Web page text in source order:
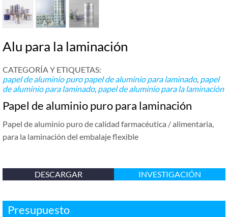
Alu para la laminación
CATEGORÍA Y ETIQUETAS:
papel de aluminio puro papel de aluminio para laminado, papel
de aluminio para laminado, papel de aluminio para la laminación
Papel de aluminio puro para laminación
Papel de aluminio puro de calidad farmacéutica / alimentaria,
para la laminación del embalaje flexible
DESCARGAR INVESTIGACIÓN
Presupuesto